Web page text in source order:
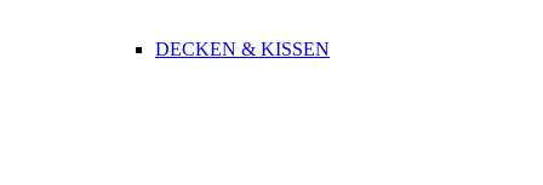
DECKEN & KISSEN